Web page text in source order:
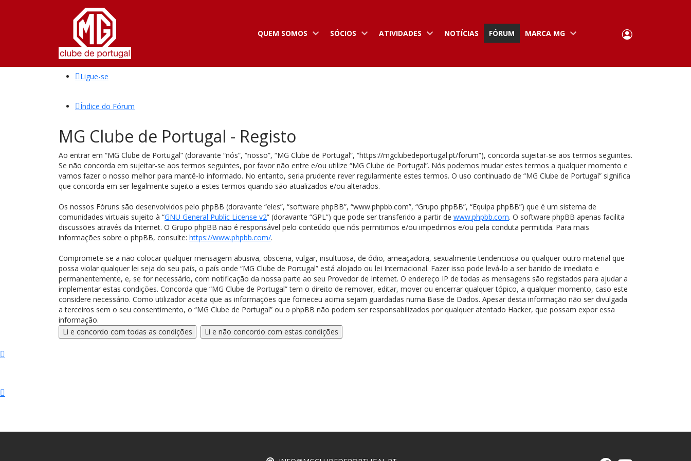
QUEM SOMOS SÓCIOS ATIVIDADES NOTÍCIAS FÓRUM MARCA MG
Portuguese,
EnglishUser
Ligue-se
Índice do Fórum
MG Clube de Portugal - Registo
Ao entrar em “MG Clube de Portugal” (doravante “nós”, “nosso”, “MG Clube de Portugal”, “https://mgclubedeportugal.pt/forum”), concorda sujeitar-se aos termos seguintes.
Se não concorda em sujeitar-se aos termos seguintes, por favor não entre e/ou utilize “MG Clube de Portugal”. Nós podemos mudar estes termos a qualquer momento e
vamos fazer o nosso melhor para mantê-lo informado. No entanto, seria prudente rever regularmente estes termos. O uso continuado de “MG Clube de Portugal” significa
que concorda em ser legalmente sujeito a estes termos quando são atualizados e/ou alterados.
Os nossos Fóruns são desenvolvidos pelo phpBB (doravante “eles”, “software phpBB”, “www.phpbb.com”, “Grupo phpBB”, “Equipa phpBB”) que é um sistema de
comunidades virtuais sujeito à “GNU General Public License v2” (doravante “GPL”) que pode ser transferido a partir de www.phpbb.com. O software phpBB apenas facilita
discussões através da Internet. O Grupo phpBB não é responsável pelo conteúdo que nós permitimos e/ou impedimos e/ou pela conduta permitida. Para mais
informações sobre o phpBB, consulte: https://www.phpbb.com/.
Compromete-se a não colocar qualquer mensagem abusiva, obscena, vulgar, insultuosa, de ódio, ameaçadora, sexualmente tendenciosa ou qualquer outro material que
possa violar qualquer lei seja do seu país, o país onde “MG Clube de Portugal” está alojado ou lei Internacional. Fazer isso pode levá-lo a ser banido de imediato e
permanentemente, e, se for necessário, com notificação da nossa parte ao seu Provedor de Internet. O endereço IP de todas as mensagens são registados para ajudar a
implementar estas condições. Concorda que “MG Clube de Portugal” tem o direito de remover, editar, mover ou encerrar qualquer tópico, a qualquer momento, caso este
considere necessário. Como utilizador aceita que as informações que forneceu acima sejam guardadas numa Base de Dados. Apesar desta informação não ser divulgada
a terceiros sem o seu consentimento, o “MG Clube de Portugal” ou o phpBB não podem ser responsabilizados por qualquer atentado Hacker, que possam expor essa
informação.